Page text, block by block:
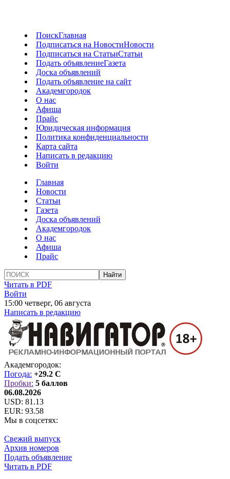
ПоискГлавная
Подписаться на НовостиНовости
Подписаться на СтатьиСтатьи
Подать объявлениеГазета
Доска объявлений
Подать объявление на сайт
Академгородок
О нас
Афиша
Прайс
Юридическая информация
Политика конфиденциальности
Карта сайта
Написать в редакцию
Войти
Главная
Новости
Статьи
Газета
Доска объявлений
Академгородок
О нас
Афиша
Прайс
Читать в PDF
Войти
15:00 четверг, 06 августа
Написать в редакцию
Академгородок:
Погода: +29.2 C
Пробки: 5 баллов
06.08.2026
USD: 81.13
EUR: 93.58
Мы в соцсетях:
Свежий выпуск
Архив номеров
Подать объявление
Читать в PDF